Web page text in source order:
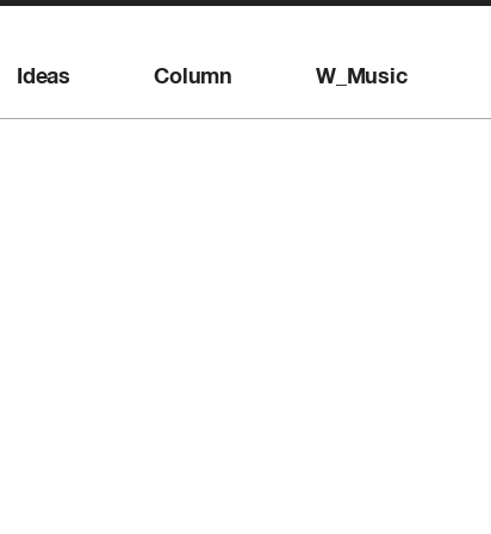
Ideas Column W_Music